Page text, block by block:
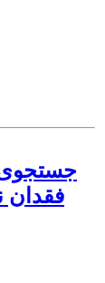
جستجوی
فقدان